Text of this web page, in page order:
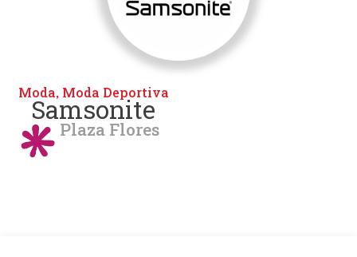
Moda, Moda Deportiva
Samsonite
Plaza Flores